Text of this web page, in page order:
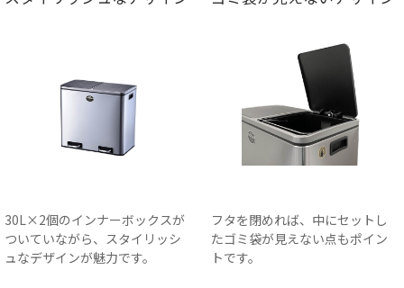
30L×2個のインナーボックスが
ついていながら、スタイリッシ
ュなデザインが魅力です。
フタを閉めれば、中にセットし
たゴミ袋が見えない点もポイン
トです。